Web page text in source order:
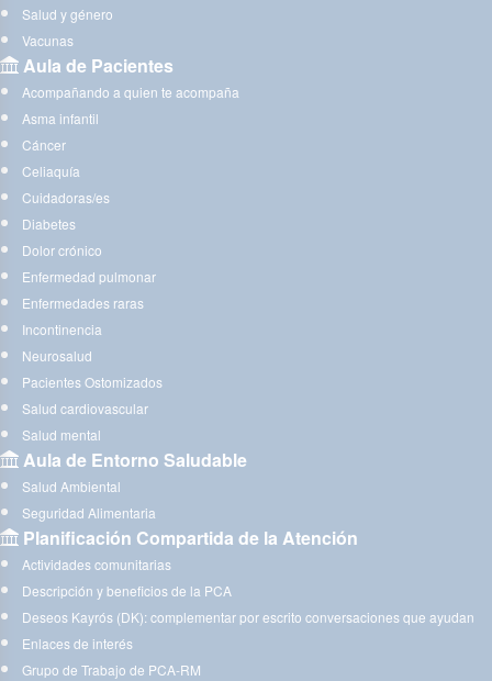
Salud y género
Vacunas
Aula de Pacientes
Acompañando a quien te acompaña
Asma infantil
Cáncer
Celiaquía
Cuidadoras/es
Diabetes
Dolor crónico
Enfermedad pulmonar
Enfermedades raras
Incontinencia
Neurosalud
Pacientes Ostomizados
Salud cardiovascular
Salud mental
Aula de Entorno Saludable
Salud Ambiental
Seguridad Alimentaria
Planificación Compartida de la Atención
Actividades comunitarias
Descripción y beneficios de la PCA
Deseos Kayrós (DK): complementar por escrito conversaciones que ayudan
Enlaces de interés
Grupo de Trabajo de PCA-RM